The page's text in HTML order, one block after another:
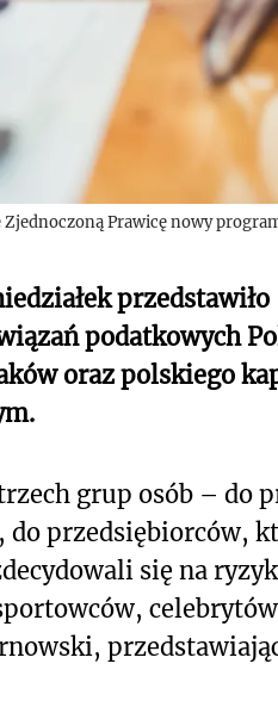
Prawicę nowy
podatkowych
oraz polskiego
grup osób – do
przedsiębiorców,
się na